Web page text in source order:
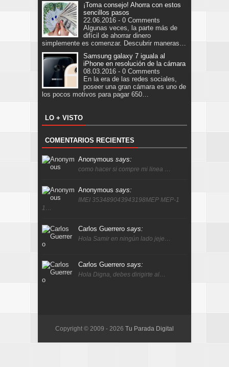
¡Toma consejo! Ahorra con estos
sencillos pasos
22.06.2016 - 0 Comments
Algunas veces, la parte más de
difícil de ahorrar dinero
simplemente es comenzar. Descubrir maneras…
Samsung galaxy 7 iguala al
iPhone en resolución de la cámara
08.03.2016 - 0 Comments
En la era de las redes sociales,
poseer una gran cámara es uno de
los pocos motivos para pagar 650…
LO + VISTO
COMENTARIOS RECIENTES
Anonymous says:
como hacer si compre mi linea …
Anonymous says:
IMEI 353489043943198MEP MEP-1
1…
Carlos Guerrero says:
Hola Samir en ningún lado jeje…
Carlos Guerrero says:
Hola Digna, debes dirigirte al…
Copyright © 2009 - 2026 Tu Parada Digital